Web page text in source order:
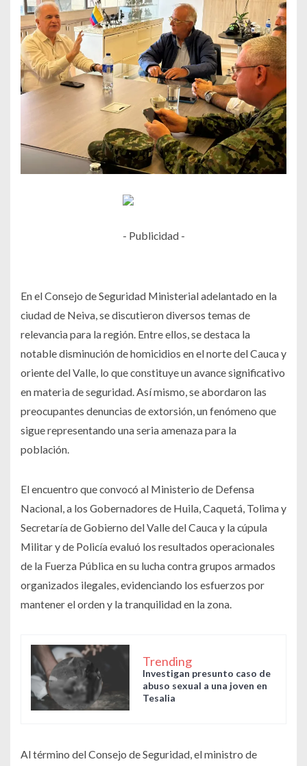
- Publicidad -
En el Consejo de Seguridad Ministerial adelantado en la
ciudad de Neiva, se discutieron diversos temas de
relevancia para la región. Entre ellos, se destaca la
notable disminución de homicidios en el norte del Cauca y
oriente del Valle, lo que constituye un avance significativo
en materia de seguridad. Así mismo, se abordaron las
preocupantes denuncias de extorsión, un fenómeno que
sigue representando una seria amenaza para la
población.
El encuentro que convocó al Ministerio de Defensa
Nacional, a los Gobernadores de Huila, Caquetá, Tolima y
Secretaría de Gobierno del Valle del Cauca y la cúpula
Militar y de Policía evaluó los resultados operacionales
de la Fuerza Pública en su lucha contra grupos armados
organizados ilegales, evidenciando los esfuerzos por
mantener el orden y la tranquilidad en la zona.
Trending
Investigan presunto caso de
abuso sexual a una joven en
Tesalia
Al término del Consejo de Seguridad, el ministro de